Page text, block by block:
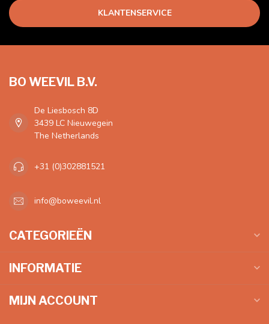
KLANTENSERVICE
BO WEEVIL B.V.
De Liesbosch 8D
3439 LC Nieuwegein
The Netherlands
+31 (0)302881521
info@boweevil.nl
CATEGORIEËN
INFORMATIE
MIJN ACCOUNT